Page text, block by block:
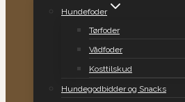
Hundefoder
Tørfoder
Vådfoder
Kosttilskud
Hundegodbidder og Snacks